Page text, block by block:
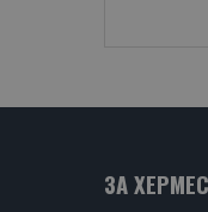
ЗА ХЕРМЕС